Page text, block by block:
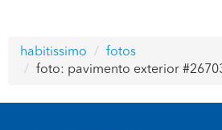
habitissimo
fotos
foto: pavimento exterior